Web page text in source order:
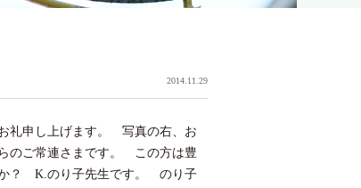
2014.11.29
礼申し上げます。 写真の右、お
のご常連さまです。 この方は豊
か？ K.のり子先生です。 のり子